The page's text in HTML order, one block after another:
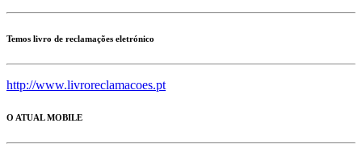
Temos livro de reclamações eletrónico
http://www.livroreclamacoes.pt
O ATUAL MOBILE